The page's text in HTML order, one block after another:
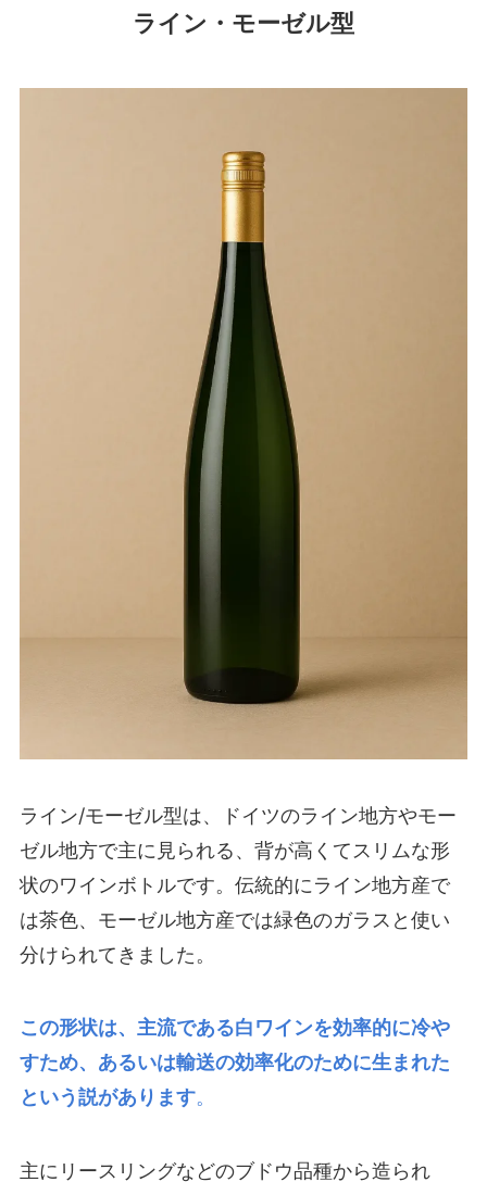
ライン・モーゼル型
ライン/モーゼル型は、ドイツのライン地方やモー
ゼル地方で主に見られる、背が高くてスリムな形
状のワインボトルです。伝統的にライン地方産で
は茶色、モーゼル地方産では緑色のガラスと使い
分けられてきました。
この形状は、主流である白ワインを効率的に冷や
すため、あるいは輸送の効率化のために生まれた
という説があります。
主にリースリングなどのブドウ品種から造られ